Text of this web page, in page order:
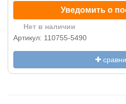
Уведомить о
Нет в наличии
Артикул: 110755-5490